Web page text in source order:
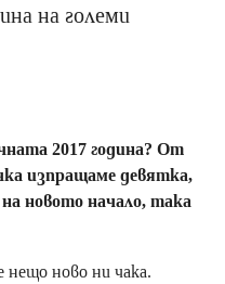
на големи
2017 година? От
изпращаме девятка,
новото начало, така
нещо ново ни чака.